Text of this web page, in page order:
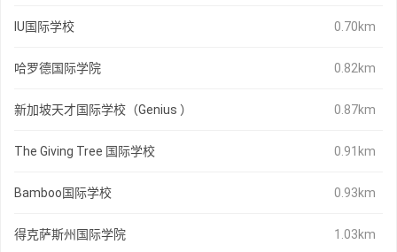
IU国际学校 0.70km
哈罗德国际学院 0.82km
新加坡天才国际学校（Genius ） 0.87km
The Giving Tree 国际学校 0.91km
Bamboo国际学校 0.93km
得克萨斯州国际学院 1.03km